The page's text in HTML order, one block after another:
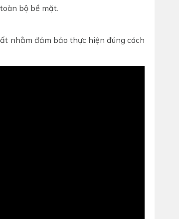
bộ bề mặt.
nhằm đảm bảo thực hiện đúng cách